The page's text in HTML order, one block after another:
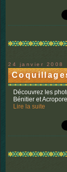
24 janvier 2008
Découvrez les
Bénitier et
Lire la suite